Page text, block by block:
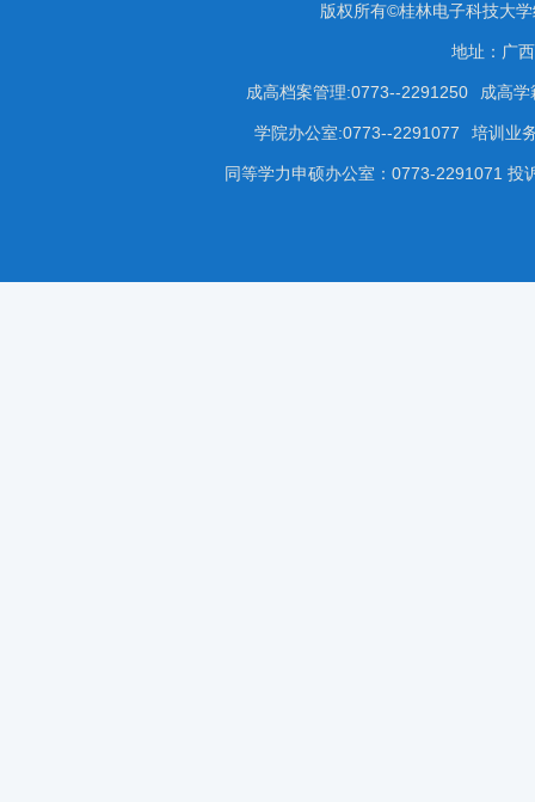
版权所有©桂林电子科技大
地址：广
成高档案管理:0773--2291250 成高
学院办公室:0773--2291077 培训业
同等学力申硕办公室：0773-2291071